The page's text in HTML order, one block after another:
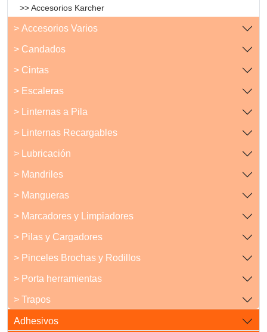
>> Accesorios Karcher
> Accesorios Varios
> Candados
> Cintas
> Escaleras
> Linternas a Pila
> Linternas Recargables
> Lubricación
> Mandriles
> Mangueras
> Marcadores y Limpiadores
> Pilas y Cargadores
> Pinceles Brochas y Rodillos
> Porta herramientas
> Trapos
Adhesivos